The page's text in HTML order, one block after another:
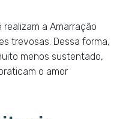
a Amarração
trevosas. Dessa forma,
menos sustentado,
o amor